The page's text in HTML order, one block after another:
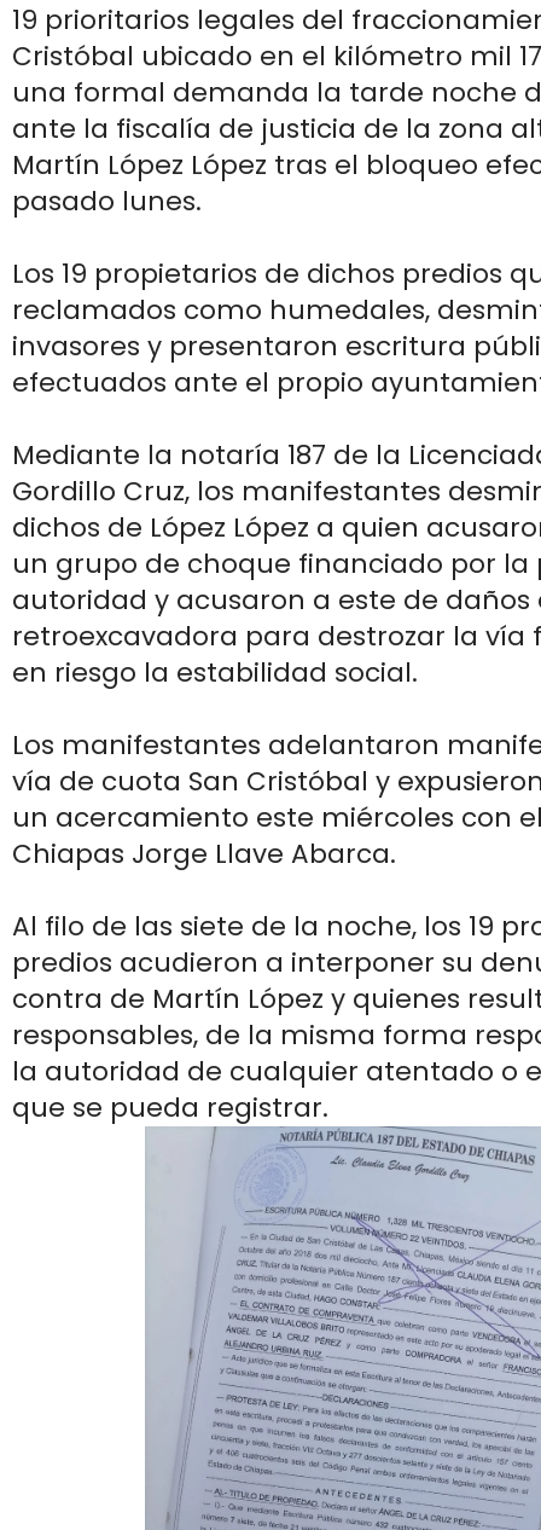
19 prioritarios legales del
Cristóbal ubicado en el kilómetro mil
una formal demanda la tarde noche
ante la fiscalía de justicia de la zona
Martín López López tras el bloqueo
pasado lunes.
Los 19 propietarios de dichos predios
reclamados como humedales,
invasores y presentaron escritura
efectuados ante el propio
Mediante la notaría 187 de la
Gordillo Cruz, los manifestantes
dichos de López López a quien
un grupo de choque financiado por la
autoridad y acusaron a este de
retroexcavadora para destrozar la vía
en riesgo la estabilidad social.
Los manifestantes adelantaron
vía de cuota San Cristóbal y
un acercamiento este miércoles con
Chiapas Jorge Llave Abarca.
Al filo de las siete de la noche, los 19
predios acudieron a interponer su
contra de Martín López y quienes
responsables, de la misma forma
la autoridad de cualquier atentado o
que se pueda registrar.